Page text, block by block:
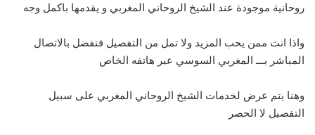
روحانية موجودة عند الشيخ الروحاني المغربي و يقدمها باكمل وجه
واذا انت ممن يحب المزيد ولا تمل من التفصيل فتفضل بالاتصال
المباشر بـــ المغربي السوسي عبر هاتفه الخاص
وهنا يتم عرض لخدمات الشيخ الروحاني المغربي على سبيل
التفصيل لا الحصر